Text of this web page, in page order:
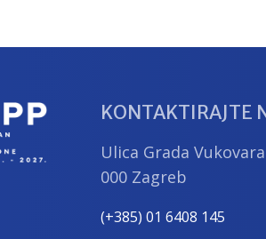
KONTAKTIRAJTE
Ulica Grada
000 Zagreb
(+385) 01 6408 145